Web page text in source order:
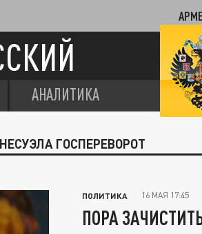
АНАЛИТИКА
ГОСПЕРЕВОРОТ
ПОЛИТИКА 16 МАЯ 17:45
ПОРА